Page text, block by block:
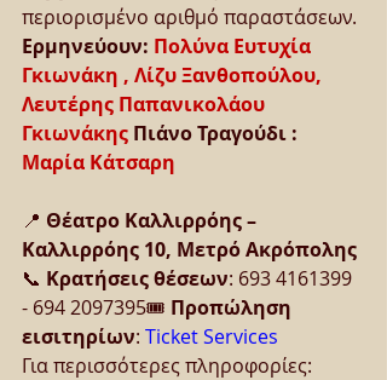
περιορισμένο αριθμό παραστάσεων.
Ερμηνεύουν: Πολύνα Ευτυχία
Γκιωνάκη , Λίζυ Ξανθοπούλου,
Λευτέρης Παπανικολάου
Γκιωνάκης Πιάνο Τραγούδι :
Μαρία Κάτσαρη
📍 Θέατρο Καλλιρρόης –
Καλλιρρόης 10, Μετρό Ακρόπολης
📞 Κρατήσεις θέσεων: 693 4161399
- 694 2097395🎟 Προπώληση
εισιτηρίων: Ticket Services
Για περισσότερες πληροφορίες: